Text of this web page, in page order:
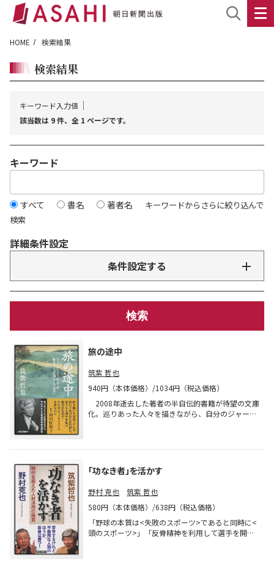
HOME 検索結果
検索結果
キーワード入力値
該当数は 9 件、全 1 ページです。
キーワード
すべて 書名 著者名
キーワードからさらに絞り込んで
検索
詳細条件設定
条件設定する
旅の途中
筑紫 哲也
940円（本体価格）/1034円（税込価格）
2008年逝去した著者の半自伝的書籍が待望の文庫
化。巡りあった人々を描きながら、自分のジャーナ
「功なき者」を活かす
野村 克也
筑紫 哲也
580円（本体価格）/638円（税込価格）
「野球の本質は<失敗のスポーツ>であると同時に<
頭のスポーツ>」「反骨精神を利用して選手を開